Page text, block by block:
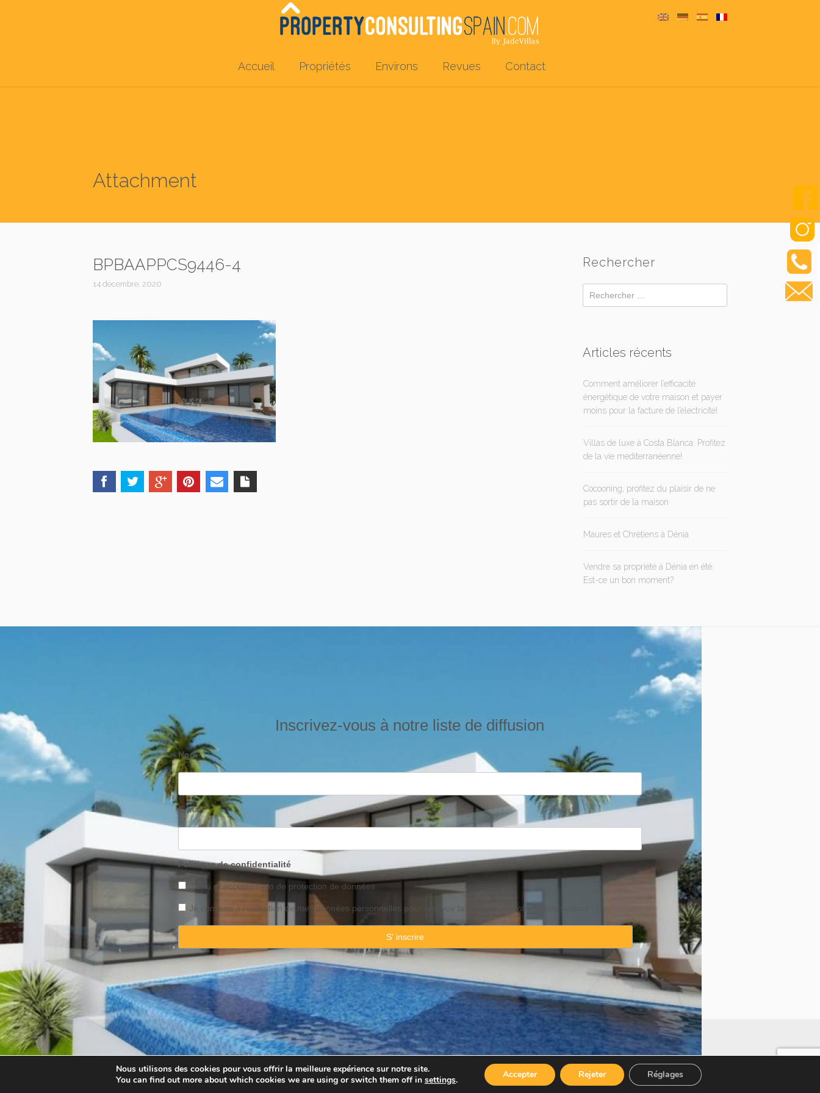
Accueil Propriétés Environs Revues Contact
Attachment
BPBAAPPCS9446-4
14 décembre, 2020
Rechercher
Articles récents
Comment améliorer l’efficacité
énergétique de votre maison et payer
moins pour la facture de l’électricité!
Villas de luxe à Costa Blanca: Profitez
de la vie méditerranéenne!
Cocooning, profitez du plaisir de ne
pas sortir de la maison
Maures et Chrétiens à Dénia
Vendre sa propriété à Dénia en été:
Est-ce un bon moment?
Inscrivez-vous à notre liste de diffusion
Nom
E-mail
Politique de confidentialité
J’ai lu et accepte l’info de protection de données
Je consens à l’utilisation de mes données personnelles pour recevoir la publicité de votre établissement
Copyright © 2025 Property Consulting Spain By JadeVillas S.L. ·Avis legal·Protection de données·Politique sur les témoins
Nous utilisons des cookies pour vous offrir la meilleure expérience sur notre site.
You can find out more about which cookies we are using or switch them off in settings. Accepter Rejeter Réglages